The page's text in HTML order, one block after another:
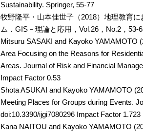
Sustainability. Springer, 55-77
牧野隆平・山本佳世子（2018）地理教育
ム．GIS－理論と応用，Vol.26，No.2，53-
Mitsuru SASAKI and Kayoko YAMAMOTO
Area Focusing on the Reasons for
Areas. Journal of Risk and Financial
Impact Factor 0.53
Shota ASUKAI and Kayoko YAMAMOTO
Meeting Places for Groups during Events.
doi:10.3390/ijgi7080296 Impact Factor 1.723
Kana NAITOU and Kayoko YAMAMOTO